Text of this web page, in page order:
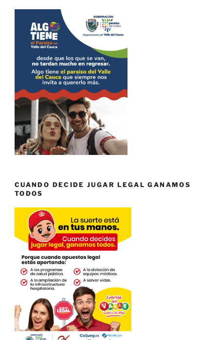
CUANDO DECIDE JUGAR LEGAL GANAMOS
TODOS